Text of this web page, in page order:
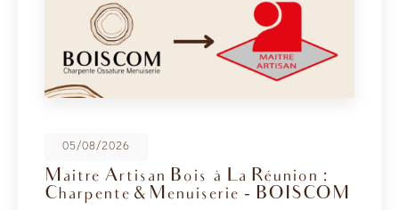
05/08/2026
Maitre Artisan Bois à La Réunion :
Charpente & Menuiserie - BOISCOM